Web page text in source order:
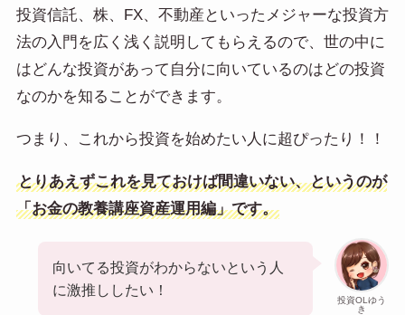
投資信託、株、FX、不動産といったメジャーな投資方
法の入門を広く浅く説明してもらえるので、世の中に
はどんな投資があって自分に向いているのはどの投資
なのかを知ることができます。
つまり、これから投資を始めたい人に超ぴったり！！
とりあえずこれを見ておけば間違いない、というのが
「お金の教養講座資産運用編」です。
投資OLゆう
き
向いてる投資がわからないという人
に激推ししたい！